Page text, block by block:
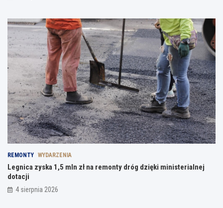
REMONTY WYDARZENIA
Legnica zyska 1,5 mln zł na remonty dróg dzięki ministerialnej
dotacji
4 sierpnia 2026